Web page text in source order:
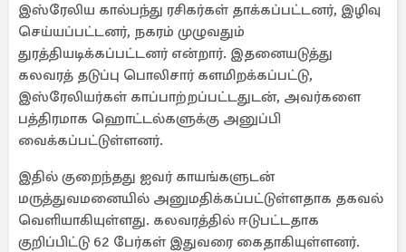
இஸ்ரேலிய கால்பந்து ரசிகர்கள் தாக்கப்பட்டனர், இழிவு
செய்யப்பட்டனர், நகரம் முழுவதும்
துரத்தியடிக்கப்பட்டனர் என்றார். இதனையடுத்து
கலவரத் தடுப்பு பொலிசார் களமிறக்கப்பட்டு,
இஸ்ரேலியர்கள் காப்பாற்றப்பட்டதுடன், அவர்களை
பத்திரமாக ஹொட்டல்களுக்கு அனுப்பி
வைக்கப்பட்டுள்ளனர்.
இதில் குறைந்தது ஐவர் காயங்களுடன்
மருத்துவமனையில் அனுமதிக்கப்பட்டுள்ளதாக தகவல்
வெளியாகியுள்ளது. கலவரத்தில் ஈடுபட்டதாக
குறிப்பிட்டு 62 பேர்கள் இதுவரை கைதாகியுள்ளனர்.